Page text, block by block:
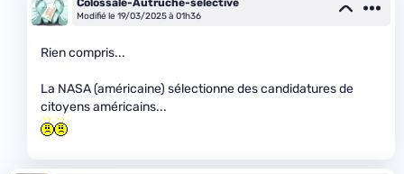
Modifié le 19/03/2025 à 01h36
Rien compris...
La NASA (américaine) sélectionne des candidatures de
citoyens américains...